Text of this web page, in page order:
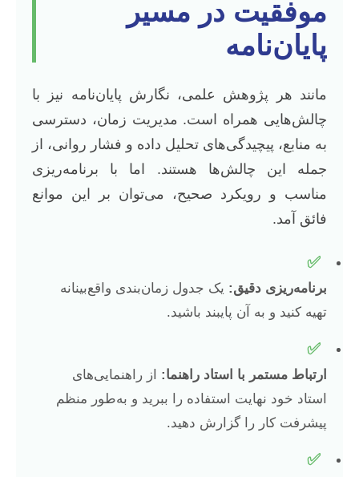
موفقیت در مسیر
پایان‌نامه
مانند هر پژوهش علمی، نگارش پایان‌نامه نیز با
چالش‌هایی همراه است. مدیریت زمان، دسترسی
به منابع، پیچیدگی‌های تحلیل داده و فشار روانی، از
جمله این چالش‌ها هستند. اما با برنامه‌ریزی
مناسب و رویکرد صحیح، می‌توان بر این موانع
فائق آمد.
✅
برنامه‌ریزی دقیق: یک جدول زمان‌بندی واقع‌بینانه
تهیه کنید و به آن پایبند باشید.
✅
ارتباط مستمر با استاد راهنما: از راهنمایی‌های
استاد خود نهایت استفاده را ببرید و به‌طور منظم
پیشرفت کار را گزارش دهید.
✅